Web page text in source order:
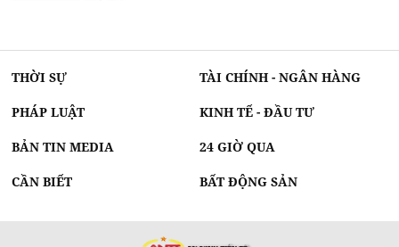
THỜI SỰ TÀI CHÍNH - NGÂN HÀNG
PHÁP LUẬT KINH TẾ - ĐẦU TƯ
BẢN TIN MEDIA 24 GIỜ QUA
CẦN BIẾT BẤT ĐỘNG SẢN